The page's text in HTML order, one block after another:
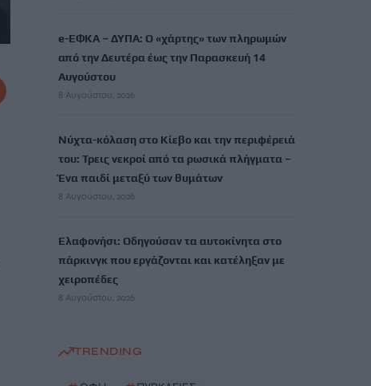
e-ΕΦΚΑ – ΔΥΠΑ: Ο «χάρτης» των πληρωμών
από την Δευτέρα έως την Παρασκευή 14
Αυγούστου
8 Αυγούστου, 2026
Νύχτα-κόλαση στο Κίεβο και την περιφέρειά
του: Τρεις νεκροί από τα ρωσικά πλήγματα –
Ένα παιδί μεταξύ των θυμάτων
8 Αυγούστου, 2026
Ελαφονήσι: Οδηγούσαν τα αυτοκίνητα στο
πάρκινγκ που εργάζονται και κατέληξαν με
χειροπέδες
8 Αυγούστου, 2026
TRENDING